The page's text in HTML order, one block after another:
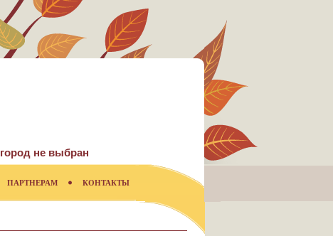
город не выбран
ПАРТНЕРАМ КОНТАКТЫ